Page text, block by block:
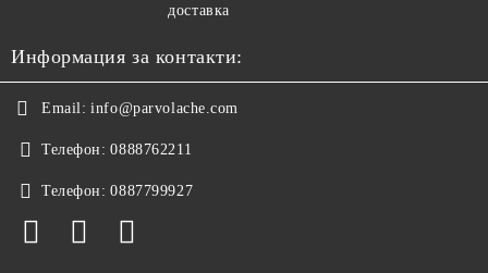
доставка
Информация за контакти:
Email: info@parvolache.com
Телефон: 0888762211
Телефон: 0887799927